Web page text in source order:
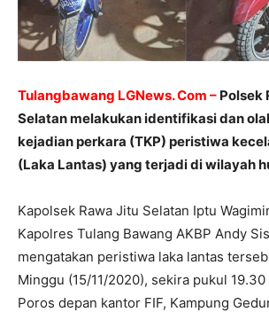
Tulangbawang LGNews. Com – Polsek
Selatan melakukan identifikasi dan
kejadian perkara (TKP) peristiwa
(Laka Lantas) yang terjadi di wilayah
Kapolsek Rawa Jitu Selatan Iptu
Kapolres Tulang Bawang AKBP Andy
mengatakan peristiwa laka lantas
Minggu (15/11/2020), sekira pukul 19.30
Poros depan kantor FIF, Kampung